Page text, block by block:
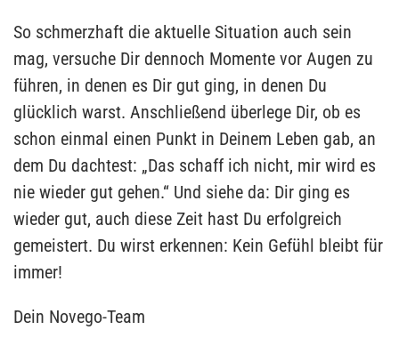
So schmerzhaft die aktuelle Situation auch sein
mag, versuche Dir dennoch Momente vor Augen zu
führen, in denen es Dir gut ging, in denen Du
glücklich warst. Anschließend überlege Dir, ob es
schon einmal einen Punkt in Deinem Leben gab, an
dem Du dachtest: „Das schaff ich nicht, mir wird es
nie wieder gut gehen.“ Und siehe da: Dir ging es
wieder gut, auch diese Zeit hast Du erfolgreich
gemeistert. Du wirst erkennen: Kein Gefühl bleibt für
immer!
Dein Novego-Team